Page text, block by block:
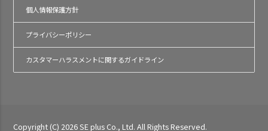
個人情報保護方針
プライバシーポリシー
カスタマーハラスメントに関するガイドライン
Copyright (C) 2026 SE plus Co., Ltd. All Rights Reserved.